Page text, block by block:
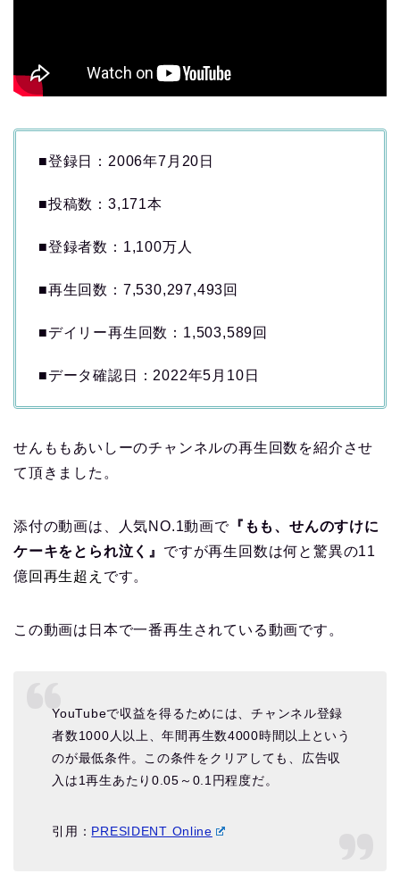
■登録日：2006年7月20日
■投稿数：3,171本
■登録者数：1,100万人
■再生回数：7,530,297,493回
■デイリー再生回数：1,503,589回
■データ確認日：2022年5月10日
せんももあいしーのチャンネルの再生回数を紹介させ
て頂きました。
添付の動画は、人気NO.1動画で『もも、せんのすけに
ケーキをとられ泣く 』 ですが再生回数は何と驚異の11
億回再生超え です。
この動画は日本で一番再生されている動画です。
YouTubeで収益を得るためには、チャンネル登録
者数1000人以上、年間再生数4000時間以上という
のが最低条件。この条件をクリアしても、広告収
入は1再生あたり0.05～0.1円程度だ。
引用： PRESIDENT Online